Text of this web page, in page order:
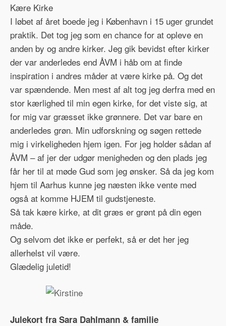
Kære Kirke
I løbet af året boede jeg i København i 15 uger grundet
praktik. Det tog jeg som en chance for at opleve en
anden by og andre kirker. Jeg gik bevidst efter kirker
der var anderledes end ÅVM i håb om at finde
inspiration i andres måder at være kirke på. Og det
var spændende. Men mest af alt tog jeg derfra med en
stor kærlighed til min egen kirke, for det viste sig, at
for mig var græsset ikke grønnere. Det var bare en
anderledes grøn. Min udforskning og søgen rettede
mig i virkeligheden hjem igen. For jeg holder sådan af
ÅVM – af jer der udgør menigheden og den plads jeg
får her til at møde Gud som jeg ønsker. Så da jeg kom
hjem til Aarhus kunne jeg næsten ikke vente med
også at komme HJEM til gudstjeneste.
Så tak kære kirke, at dit græs er grønt på din egen
måde.
Og selvom det ikke er perfekt, så er det her jeg
allerhelst vil være.
Glædelig juletid!
Julekort fra Sara Dahlmann & familie